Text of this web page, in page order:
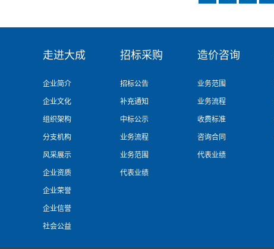
走进大成
企业简介
企业文化
组织架构
分支机构
风采展示
企业资质
企业荣誉
企业信誉
社会公益
招标采购
招标公告
补充通知
中标公示
业务流程
业务范围
代表业绩
造价咨询
业务范围
业务流程
收费标准
咨询合同
代表业绩